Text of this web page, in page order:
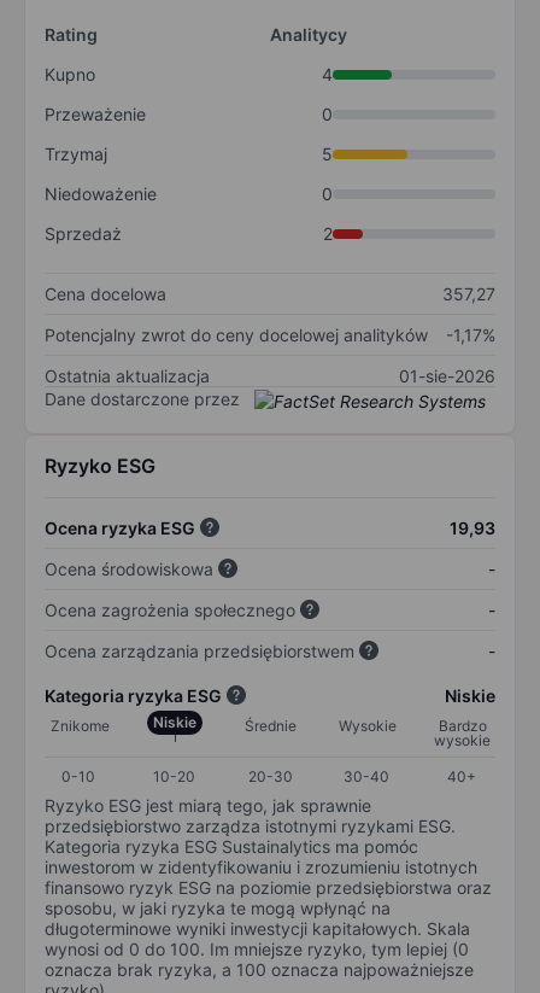
Rating
Analitycy
Kupno
4
Przeważenie
0
Trzymaj
5
Niedoważenie
0
Sprzedaż
2
Cena docelowa
357,27
Potencjalny zwrot do ceny docelowej analityków
-1,17%
Ostatnia aktualizacja
01-sie-2026
Dane dostarczone przez
Ryzyko ESG
Ocena ryzyka ESG
19,93
Ocena środowiskowa
-
Ocena zagrożenia społecznego
-
Ocena zarządzania przedsiębiorstwem
-
Kategoria ryzyka ESG Niskie
Znikome Niskie Średnie Wysokie
Bardzo
wysokie
0-10
10-20 20-30 30-40 40+
Ryzyko ESG jest miarą tego, jak sprawnie
przedsiębiorstwo zarządza istotnymi ryzykami ESG.
Kategoria ryzyka ESG Sustainalytics ma pomóc
inwestorom w zidentyfikowaniu i zrozumieniu istotnych
finansowo ryzyk ESG na poziomie przedsiębiorstwa oraz
sposobu, w jaki ryzyka te mogą wpłynąć na
długoterminowe wyniki inwestycji kapitałowych. Skala
wynosi od 0 do 100. Im mniejsze ryzyko, tym lepiej (0
oznacza brak ryzyka, a 100 oznacza najpoważniejsze